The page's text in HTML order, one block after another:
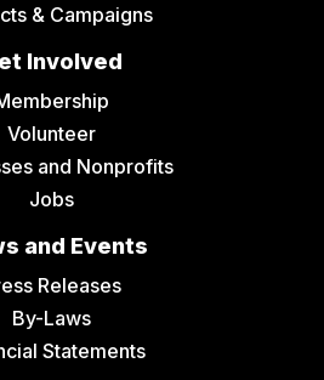
& Campaigns
Involved
Volunteer
and Nonprofits
Jobs
and Events
Releases
By-Laws
Statements